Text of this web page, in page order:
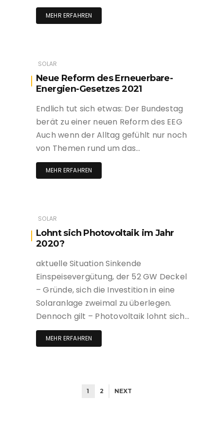
MEHR ERFAHREN
SOLAR
Neue Reform des Erneuerbare-
Energien-Gesetzes 2021
Endlich tut sich etwas: Der Bundestag
berät zu einer neuen Reform des EEG
Auch wenn der Alltag gefühlt nur noch
von Themen rund um das…
MEHR ERFAHREN
SOLAR
Lohnt sich Photovoltaik im Jahr
2020?
aktuelle Situation Sinkende
Einspeisevergütung, der 52 GW Deckel
– Gründe, sich die Investition in eine
Solaranlage zweimal zu überlegen.
Dennoch gilt – Photovoltaik lohnt sich…
MEHR ERFAHREN
1 2 NEXT